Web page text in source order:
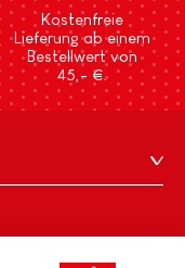
Kostenfreie
Lieferung ab einem
Bestellwert von
45,- €.